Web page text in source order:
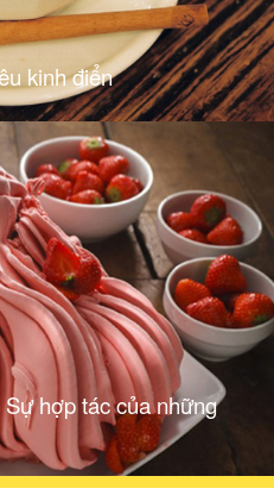
kinh điển
hợp tác của những